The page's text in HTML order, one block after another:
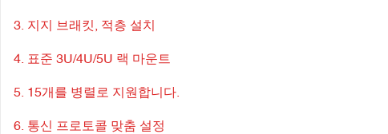
3. 지지 브래킷, 적층 설치
4. 표준 3U/4U/5U 랙 마운트
5. 15개를 병렬로 지원합니다.
6. 통신 프로토콜 맞춤 설정